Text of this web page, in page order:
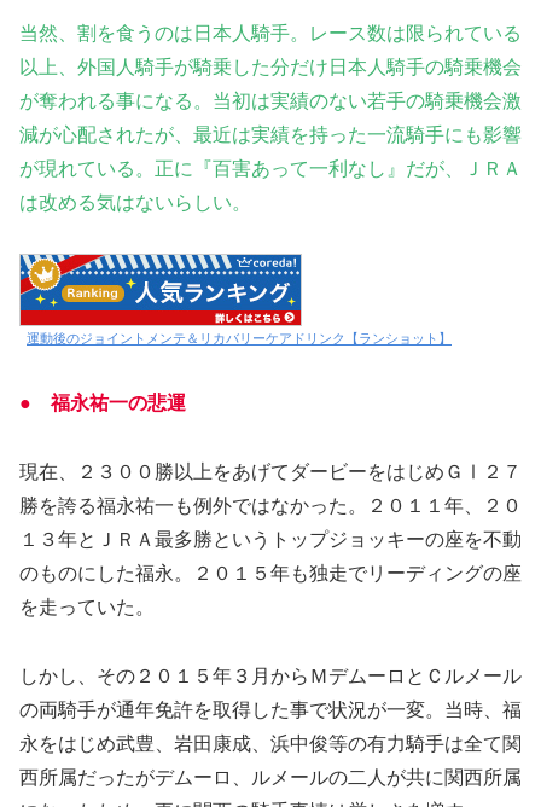
当然、割を食うのは日本人騎手。レース数は限られている
以上、外国人騎手が騎乗した分だけ日本人騎手の騎乗機会
が奪われる事になる。当初は実績のない若手の騎乗機会激
減が心配されたが、最近は実績を持った一流騎手にも影響
が現れている。正に『百害あって一利なし』だが、ＪＲＡ
は改める気はないらしい。
運動後のジョイントメンテ＆リカバリーケアドリンク【ランショット】
● 福永祐一の悲運
現在、２３００勝以上をあげてダービーをはじめＧⅠ２７
勝を誇る福永祐一も例外ではなかった。２０１１年、２０
１３年とＪＲＡ最多勝というトップジョッキーの座を不動
のものにした福永。２０１５年も独走でリーディングの座
を走っていた。
しかし、その２０１５年３月からＭデムーロとＣルメール
の両騎手が通年免許を取得した事で状況が一変。当時、福
永をはじめ武豊、岩田康成、浜中俊等の有力騎手は全て関
西所属だったがデムーロ、ルメールの二人が共に関西所属